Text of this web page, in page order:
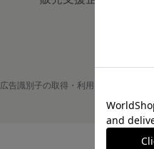
広告識別子の取得・利用 プライバシ